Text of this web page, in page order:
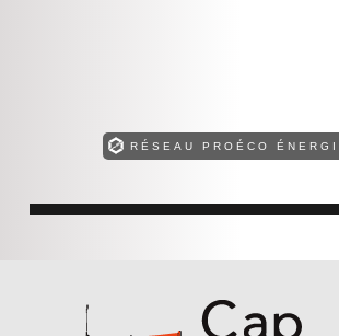
RÉSEAU PROÉCO